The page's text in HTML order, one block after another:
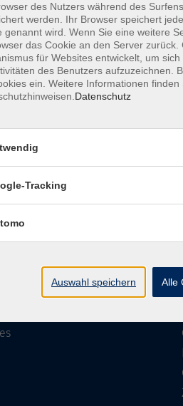
Reihen
des Nutzers während des
werden. Ihr Browser speichert
genannt wird. Wenn Sie eine weitere
das Cookie an den Server
für Websites entwickelt, um
des Benutzers aufzuzeichnen.
ein. Weitere Informationen finden
Datenschutz
Tracking
Auswahl speichern Alle